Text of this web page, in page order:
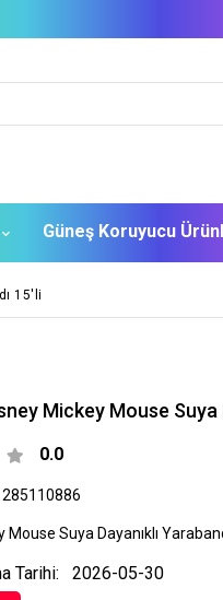
Güneş Koruyucu
15'li
Mickey Mouse Suya
0.0
Mouse Suya Dayanıklı
Tarihi: 2026-05-30